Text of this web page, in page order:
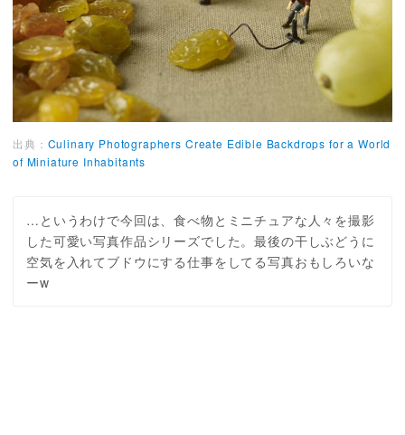
出典： Culinary Photographers Create Edible Backdrops for a World
of Miniature Inhabitants
…というわけで今回は、食べ物とミニチュアな人々を撮影
した可愛い写真作品シリーズでした。最後の干しぶどうに
空気を入れてブドウにする仕事をしてる写真おもしろいな
ーw